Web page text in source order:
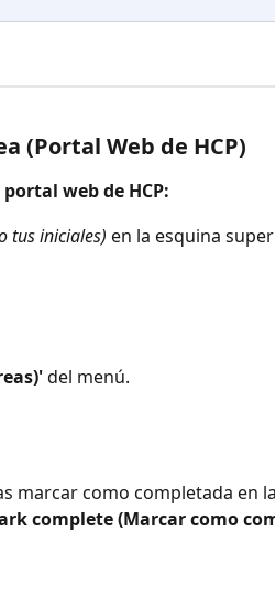
(Portal Web de HCP)
web de HCP:
tus iniciales) en la esquina
del menú.
marcar como completada en
complete (Marcar como